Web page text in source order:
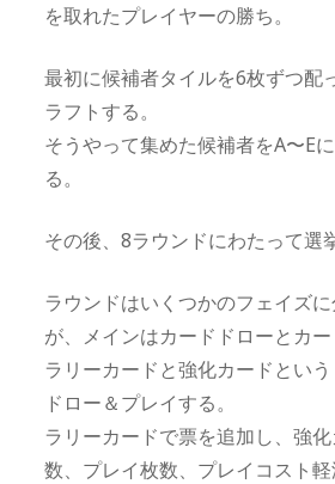
を取れたプレイヤーの勝ち。
最初に候補者タイルを6枚ずつ配
ラフトする。
そうやって集めた候補者をA〜E
る。
その後、8ラウンドにわたって選
ラウンドはいくつかのフェイズ
が、メインはカードドローとカー
ラリーカードと強化カードとい
ドロー＆プレイする。
ラリーカードで票を追加し、強
数、プレイ枚数、プレイコスト軽